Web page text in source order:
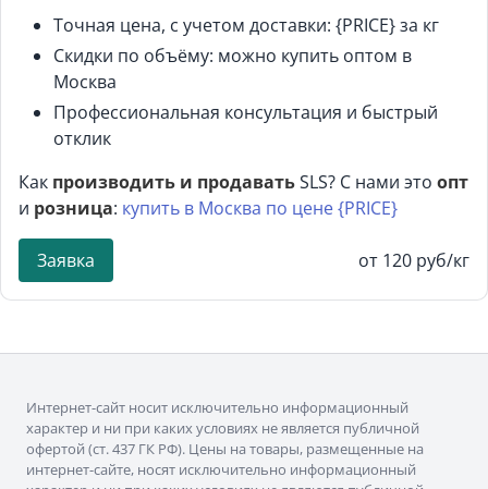
Точная цена, с учетом доставки: {PRICE} за кг
Скидки по объёму: можно купить оптом в
Москва
Профессиональная консультация и быстрый
отклик
Как производить и продаватьSLS? С нами это опт
и розница: купить в Москва по цене {PRICE}
Заявка от 120 руб/кг
Интернет-сайт носит исключительно информационный
характер и ни при каких условиях не является публичной
офертой (ст. 437 ГК РФ). Цены на товары, размещенные на
интернет-сайте, носят исключительно информационный